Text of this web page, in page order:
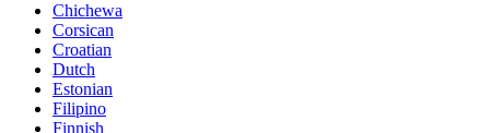
Chichewa
Corsican
Croatian
Dutch
Estonian
Filipino
Finnish